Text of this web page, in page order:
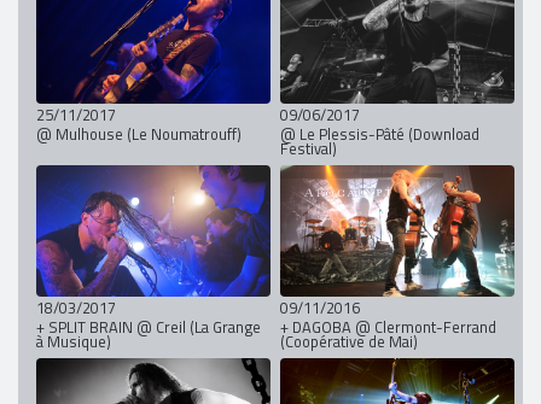
25/11/2017
@ Mulhouse (Le Noumatrouff)
09/06/2017
@ Le Plessis-Pâté (Download
Festival)
18/03/2017
+ SPLIT BRAIN @ Creil (La Grange
à Musique)
09/11/2016
+ DAGOBA @ Clermont-Ferrand
(Coopérative de Mai)